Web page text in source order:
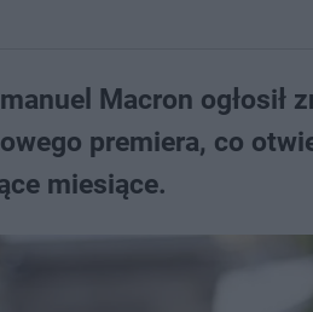
Macron ogłosił
premiera, co
miesiące.